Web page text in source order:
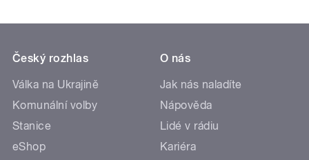
Český rozhlas
Válka na Ukrajině
Komunální volby
Stanice
eShop
O nás
Jak nás naladíte
Nápověda
Lidé v rádiu
Kariéra